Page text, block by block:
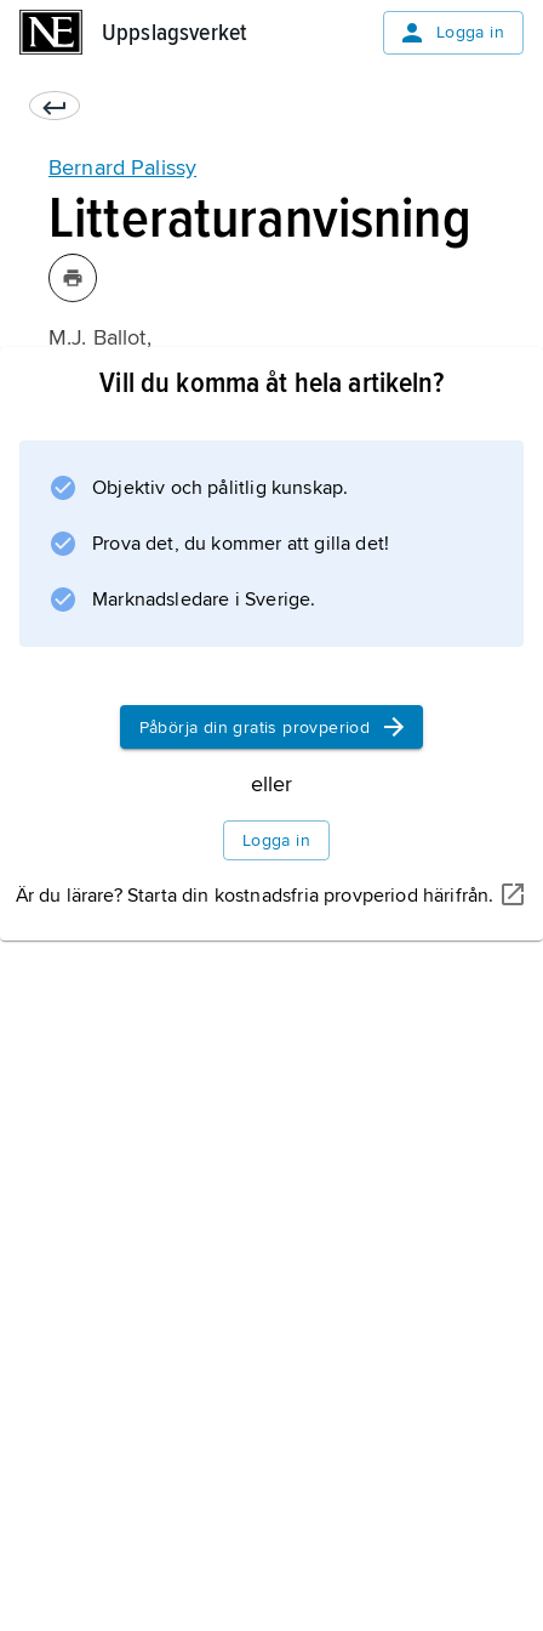
Uppslagsverket Logga in
Bernard Palissy
Litteraturanvisning
M.J. Ballot,
La Céramique française
Vill du komma åt hela artikeln?
Objektiv och pålitlig kunskap.
Prova det, du kommer att gilla det!
Marknadsledare i Sverige.
Påbörja din gratis provperiod
eller
Logga in
Är du lärare? Starta din kostnadsfria provperiod härifrån.